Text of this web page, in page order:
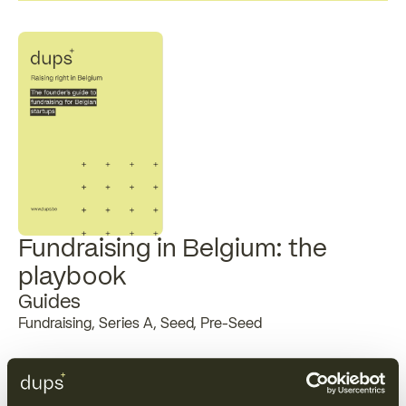
Fundraising in Belgium: the
playbook
Guides
Fundraising, Series A, Seed, Pre-Seed